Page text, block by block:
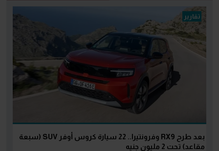
تقارير
بعد طرح RX9 وفرونتيرا.. 22 سيارة كروس أوفر SUV (سبعة
مقاعد) تحت 2 مليون جنيه